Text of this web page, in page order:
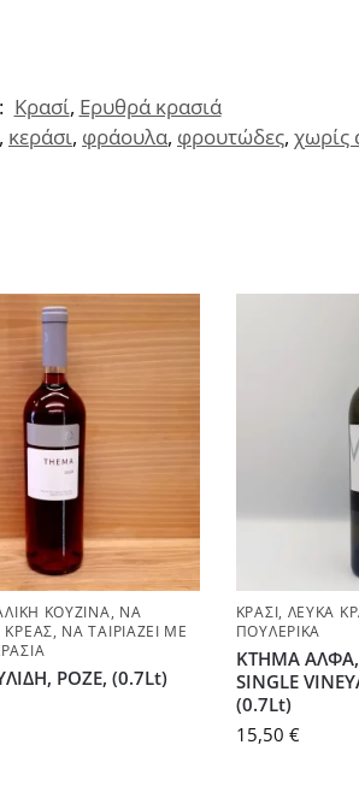
Κρασί, Ερυθρά κρασιά
, κεράσι, φράουλα, φρουτώδες, χωρίς
ΚΟΥΖΊΝΑ, ΝΑ
ΚΡΈΑΣ, ΝΑ ΤΑΙΡΙΆΖΕΙ ΜΕ
ΡΟΖΕ, (0.7Lt)
ΚΡΑΣΊ, ΛΕΥΚΆ
ΠΟΥΛΕΡΙΚΆ
ΚΤΗΜΑ
SINGLE
(0.7Lt)
15,50 €